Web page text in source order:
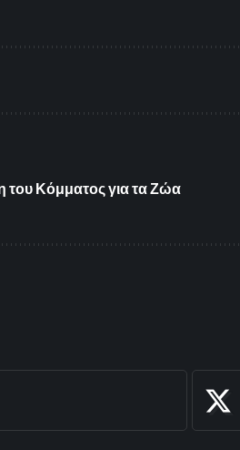
του Κόμματος για τα Ζώα